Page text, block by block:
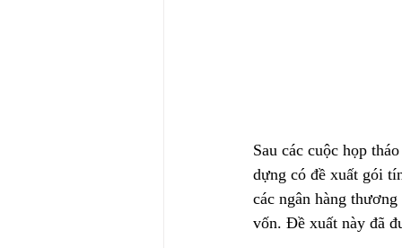
Sau các cuộc họp
dựng có đề xuất gói
các ngân hàng
vốn. Đề xuất này đã